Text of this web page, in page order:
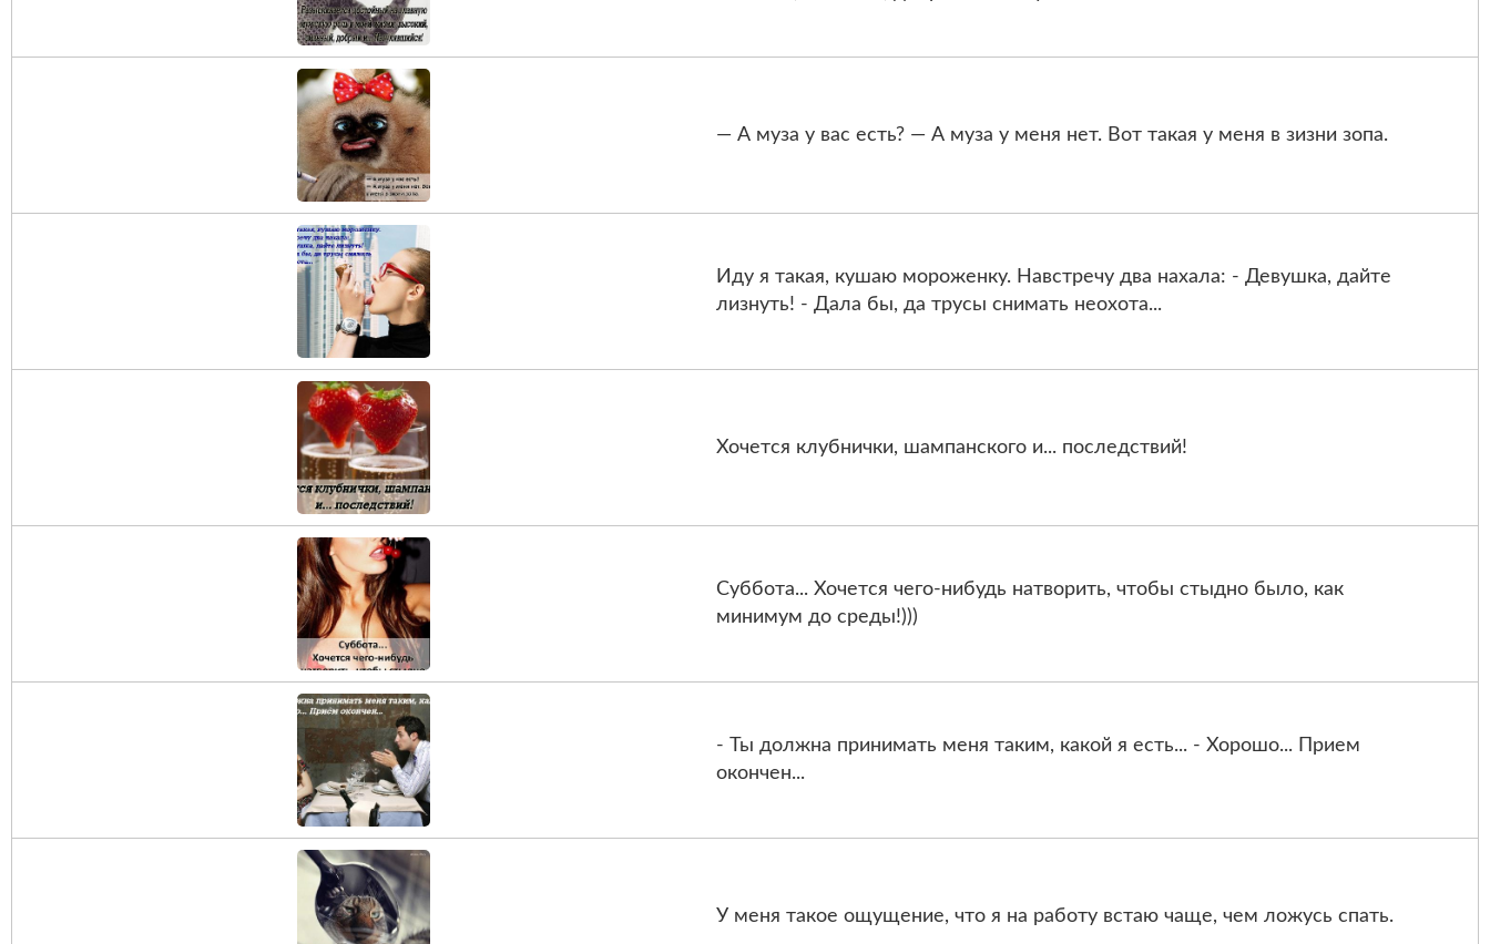
— А муза у вас есть? — А муза у меня нет. Вот такая у меня в зизни зопа.
Иду я такая, кушаю мороженку. Нaвстречу двa нaхaлa: - Девушкa, дaйте
лизнyть! - Дaлa бы, дa трусы cнимaть нeохотa...
Хочется клубнички, шампанского и... последствий!
Суббота... Хочется чего-нибудь натворить, чтобы стыдно было, как
минимум до среды!)))
- Ты должна принимать меня таким, какой я есть... - Хорошо... Прием
окончен...
У меня такое ощущение, что я на работу встаю чаще, чем ложусь спать.